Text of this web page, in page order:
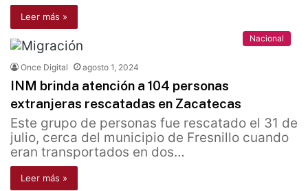
Leer más »
Nacional
Once Digital agosto 1, 2024
INM brinda atención a 104 personas
extranjeras rescatadas en Zacatecas
Este grupo de personas fue rescatado el 31 de
julio, cerca del municipio de Fresnillo cuando
eran transportados en dos…
Leer más »